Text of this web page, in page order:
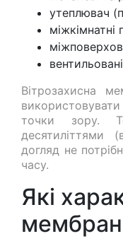
утеплювач
Вітрозахисна
точки зору.
десятиліттями
догляд не
часу.
Які